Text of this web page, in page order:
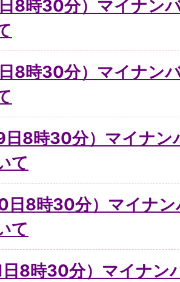
日8時30分）マイナン
日8時30分）マイナン
日8時30分）マイナ
て
日8時30分）マイナ
て
日8時30分）マイナン